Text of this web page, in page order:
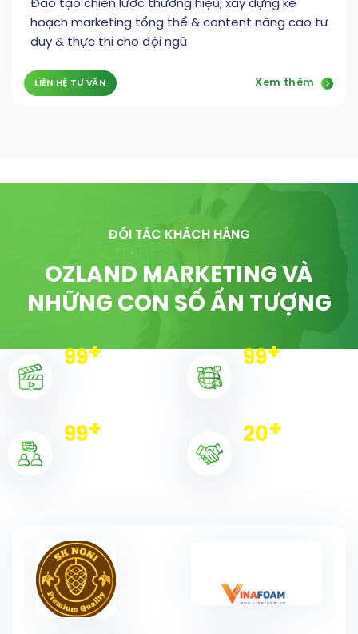
Đào tạo chiến lược thương hiệu; xây dựng kế
hoạch marketing tổng thể & content nâng cao tư
duy & thực thi cho đội ngũ
LIÊN HỆ TƯ VẤN Xem thêm
ĐỐI TÁC KHÁCH HÀNG
OZLAND MARKETING VÀ
NHỮNG CON SỐ ẤN TƯỢNG
100+ 100+
100+ 20+